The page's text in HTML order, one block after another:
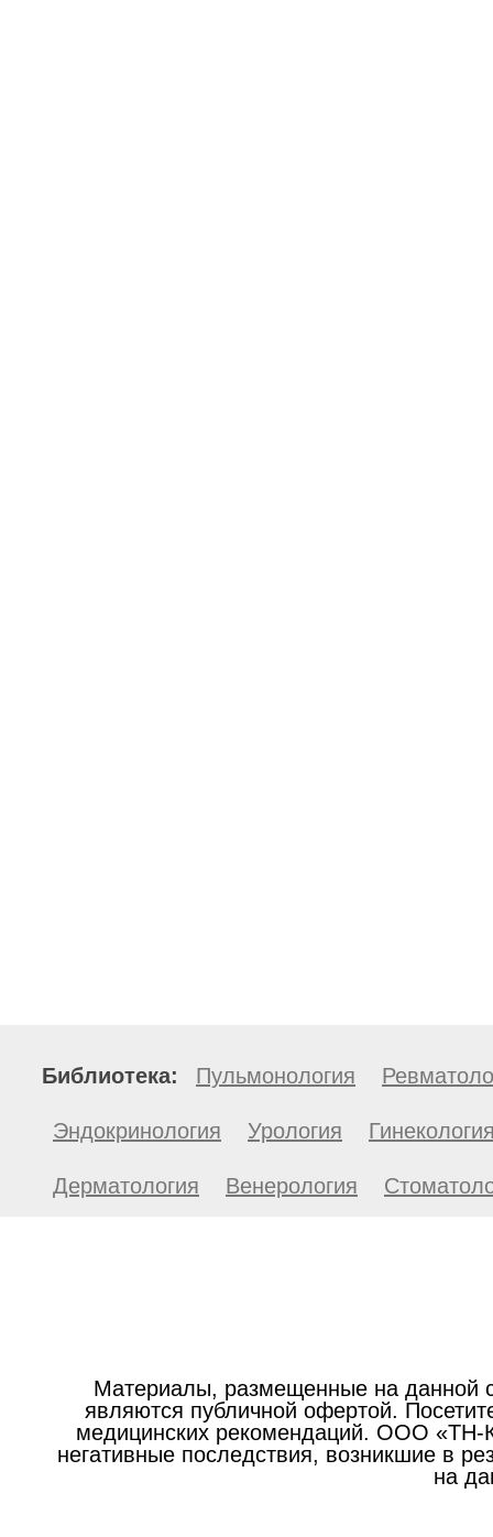
Библиотека: Пульмонология
Эндокринология Урология
Дерматология Венерология
Материалы, размещенные на данной
являются публичной офертой.
медицинских рекомендаций. ООО «ТН-
негативные последствия, возникшие в
на